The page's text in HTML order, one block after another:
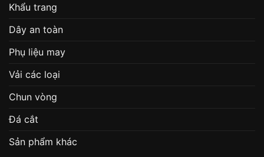
Khẩu trang
Dây an toàn
Phụ liệu may
Vải các loại
Chun vòng
Đá cắt
Sản phẩm khác